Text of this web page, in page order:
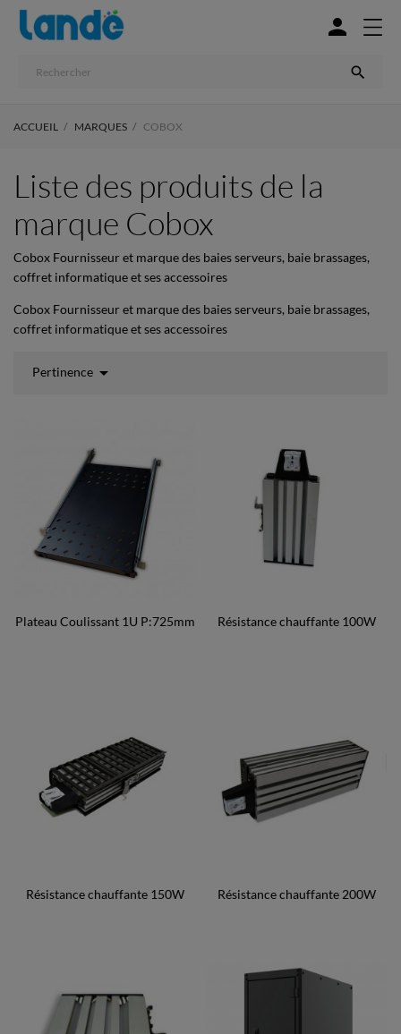


ACCUEIL MARQUES COBOX
Liste des produits de la
marque Cobox
Cobox Fournisseur et marque des baies serveurs, baie brassages,
coffret informatique et ses accessoires
Cobox Fournisseur et marque des baies serveurs, baie brassages,
coffret informatique et ses accessoires
Pertinence 
Plateau Coulissant 1U P:725mm Résistance chauffante 100W
Résistance chauffante 150W Résistance chauffante 200W